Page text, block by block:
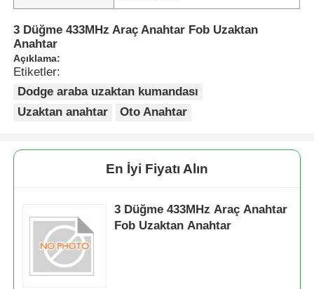
3 Düğme 433MHz Araç Anahtar Fob Uzaktan
Anahtar
Açıklama:
Etiketler:
Dodge araba uzaktan kumandası
Uzaktan anahtar
Oto Anahtar
En İyi Fiyatı Alın
3 Düğme 433MHz Araç Anahtar
Fob Uzaktan Anahtar